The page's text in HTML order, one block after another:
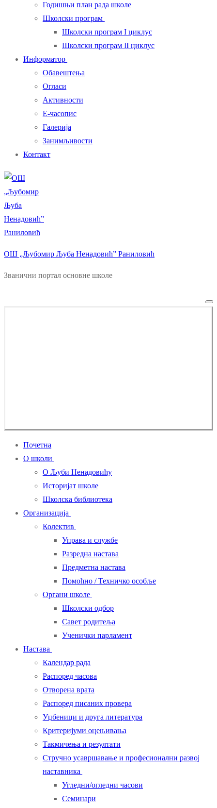
Годишњи план рада школе
Школски програм
Школски програм I циклус
Школски програм II циклус
Информатор
Обавештења
Огласи
Активности
Е-часопис
Галерија
Занимљивости
Контакт
ОШ „Љубомир Љуба Ненадовић” Раниловић
Званични портал основне школе
Почетна
О школи
О Љуби Ненадовићу
Историјат школе
Школска библиотека
Организација
Колектив
Управа и службе
Разредна настава
Предметна настава
Помоћно / Техничко особље
Органи школе
Школски одбор
Савет родитеља
Ученички парламент
Настава
Календар рада
Распоред часова
Отворена врата
Распоред писаних провера
Уџбеници и друга литература
Критеријуми оцењивања
Такмичења и резултати
Стручно усавршавање и професионални развој
наставника
Угледни/огледни часови
Семинари